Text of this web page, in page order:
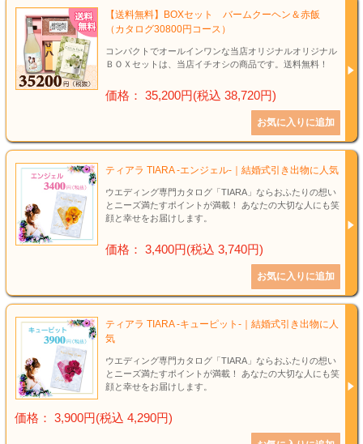
【送料無料】BOXセット バームクーヘン＆赤飯
（カタログ30800円コース）
コンパクトでオールインワンな当店オリジナルオリジナル
ＢＯＸセットは、当店イチオシの商品です。送料無料！
価格： 35,200円(税込 38,720円)
ティアラ TIARA -エンジェル-｜結婚式引き出物に人気
ウエディング専門カタログ「TIARA」ならおふたりの想い
とニーズ満たすポイントが満載！ あなたの大切な人にも笑
顔と幸せをお届けします。
価格： 3,400円(税込 3,740円)
ティアラ TIARA -キューピット-｜結婚式引き出物に人
気
ウエディング専門カタログ「TIARA」ならおふたりの想い
とニーズ満たすポイントが満載！ あなたの大切な人にも笑
顔と幸せをお届けします。
価格： 3,900円(税込 4,290円)